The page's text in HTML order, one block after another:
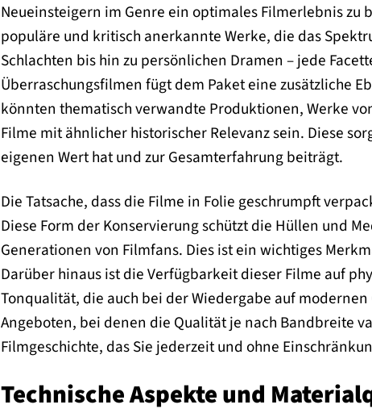
Neueinsteigern im Genre ein optimales Filmerlebnis
populäre und kritisch anerkannte Werke, die das
Schlachten bis hin zu persönlichen Dramen – jede
Überraschungsfilmen fügt dem Paket eine zusätzliche
könnten thematisch verwandte Produktionen, Werke
Filme mit ähnlicher historischer Relevanz sein. Diese
eigenen Wert hat und zur Gesamterfahrung beiträgt.
Die Tatsache, dass die Filme in Folie geschrumpft
Diese Form der Konservierung schützt die Hüllen und
Generationen von Filmfans. Dies ist ein wichtiges
Darüber hinaus ist die Verfügbarkeit dieser Filme auf
Tonqualität, die auch bei der Wiedergabe auf
Angeboten, bei denen die Qualität je nach Bandbreite
Filmgeschichte, das Sie jederzeit und ohne
Technische Aspekte und